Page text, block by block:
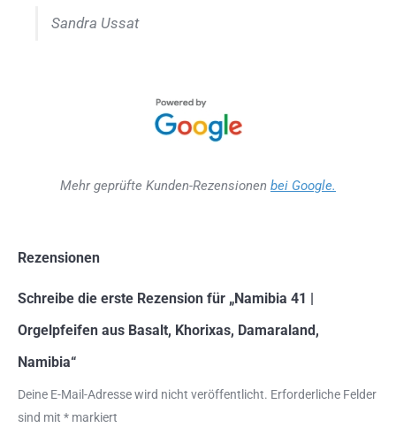
Sandra Ussat
Mehr geprüfte Kunden-Rezensionen bei Google.
Rezensionen
Schreibe die erste Rezension für „Namibia 41 |
Orgelpfeifen aus Basalt, Khorixas, Damaraland,
Namibia“
Deine E-Mail-Adresse wird nicht veröffentlicht. Erforderliche Felder
sind mit * markiert